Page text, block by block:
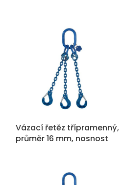
Vázací řetěz třípramenný,
průměr 16 mm, nosnost